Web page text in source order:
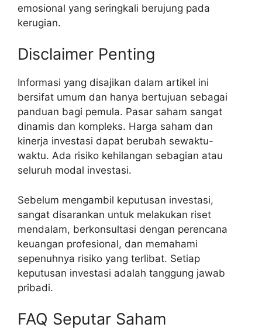
emosional yang seringkali berujung pada
kerugian.
Disclaimer Penting
Informasi yang disajikan dalam artikel ini
bersifat umum dan hanya bertujuan sebagai
panduan bagi pemula. Pasar saham sangat
dinamis dan kompleks. Harga saham dan
kinerja investasi dapat berubah sewaktu-
waktu. Ada risiko kehilangan sebagian atau
seluruh modal investasi.
Sebelum mengambil keputusan investasi,
sangat disarankan untuk melakukan riset
mendalam, berkonsultasi dengan perencana
keuangan profesional, dan memahami
sepenuhnya risiko yang terlibat. Setiap
keputusan investasi adalah tanggung jawab
pribadi.
FAQ Seputar Saham